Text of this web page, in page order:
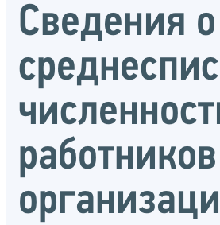
Сведения о
работников